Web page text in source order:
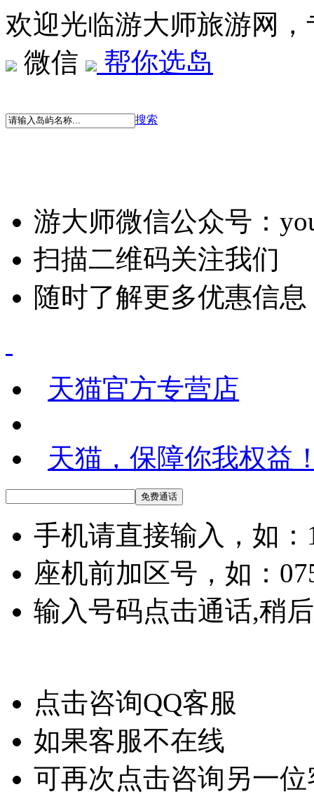
欢迎光临游大师旅游网
微信
帮你选岛
搜索
游大师微信公众号：
扫描二维码关注我们
随时了解更多优惠信息
天猫官方专营店
天猫，保障你我权益
手机请直接输入，如：
座机前加区号，如：
输入号码点击通话,稍
点击咨询QQ客服
如果客服不在线
可再次点击咨询另一位